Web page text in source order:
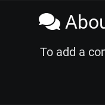
To add a